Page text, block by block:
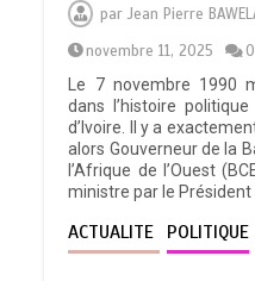
parJean Pierre
novembre 11, 2025
0
Le 7 novembre 1990
dans l’histoire
d’Ivoire. Il y a
alors Gouverneur de la
l’Afrique de l’Ouest
ministre par le Président
ACTUALITE POLITIQUE